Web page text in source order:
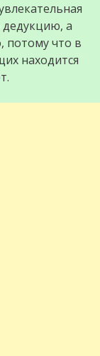
а
потому что в
находится